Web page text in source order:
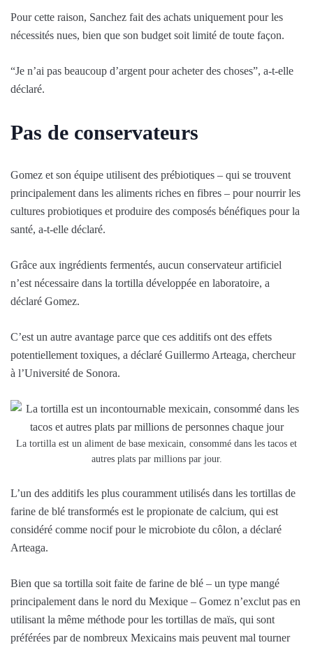
Pour cette raison, Sanchez fait des achats uniquement pour les
nécessités nues, bien que son budget soit limité de toute façon.
“Je n’ai pas beaucoup d’argent pour acheter des choses”, a-t-elle
déclaré.
Pas de conservateurs
Gomez et son équipe utilisent des prébiotiques – qui se trouvent
principalement dans les aliments riches en fibres – pour nourrir les
cultures probiotiques et produire des composés bénéfiques pour la
santé, a-t-elle déclaré.
Grâce aux ingrédients fermentés, aucun conservateur artificiel
n’est nécessaire dans la tortilla développée en laboratoire, a
déclaré Gomez.
C’est un autre avantage parce que ces additifs ont des effets
potentiellement toxiques, a déclaré Guillermo Arteaga, chercheur
à l’Université de Sonora.
La tortilla est un aliment de base mexicain, consommé dans les tacos et
autres plats par millions par jour.
L’un des additifs les plus couramment utilisés dans les tortillas de
farine de blé transformés est le propionate de calcium, qui est
considéré comme nocif pour le microbiote du côlon, a déclaré
Arteaga.
Bien que sa tortilla soit faite de farine de blé – un type mangé
principalement dans le nord du Mexique – Gomez n’exclut pas en
utilisant la même méthode pour les tortillas de maïs, qui sont
préférées par de nombreux Mexicains mais peuvent mal tourner